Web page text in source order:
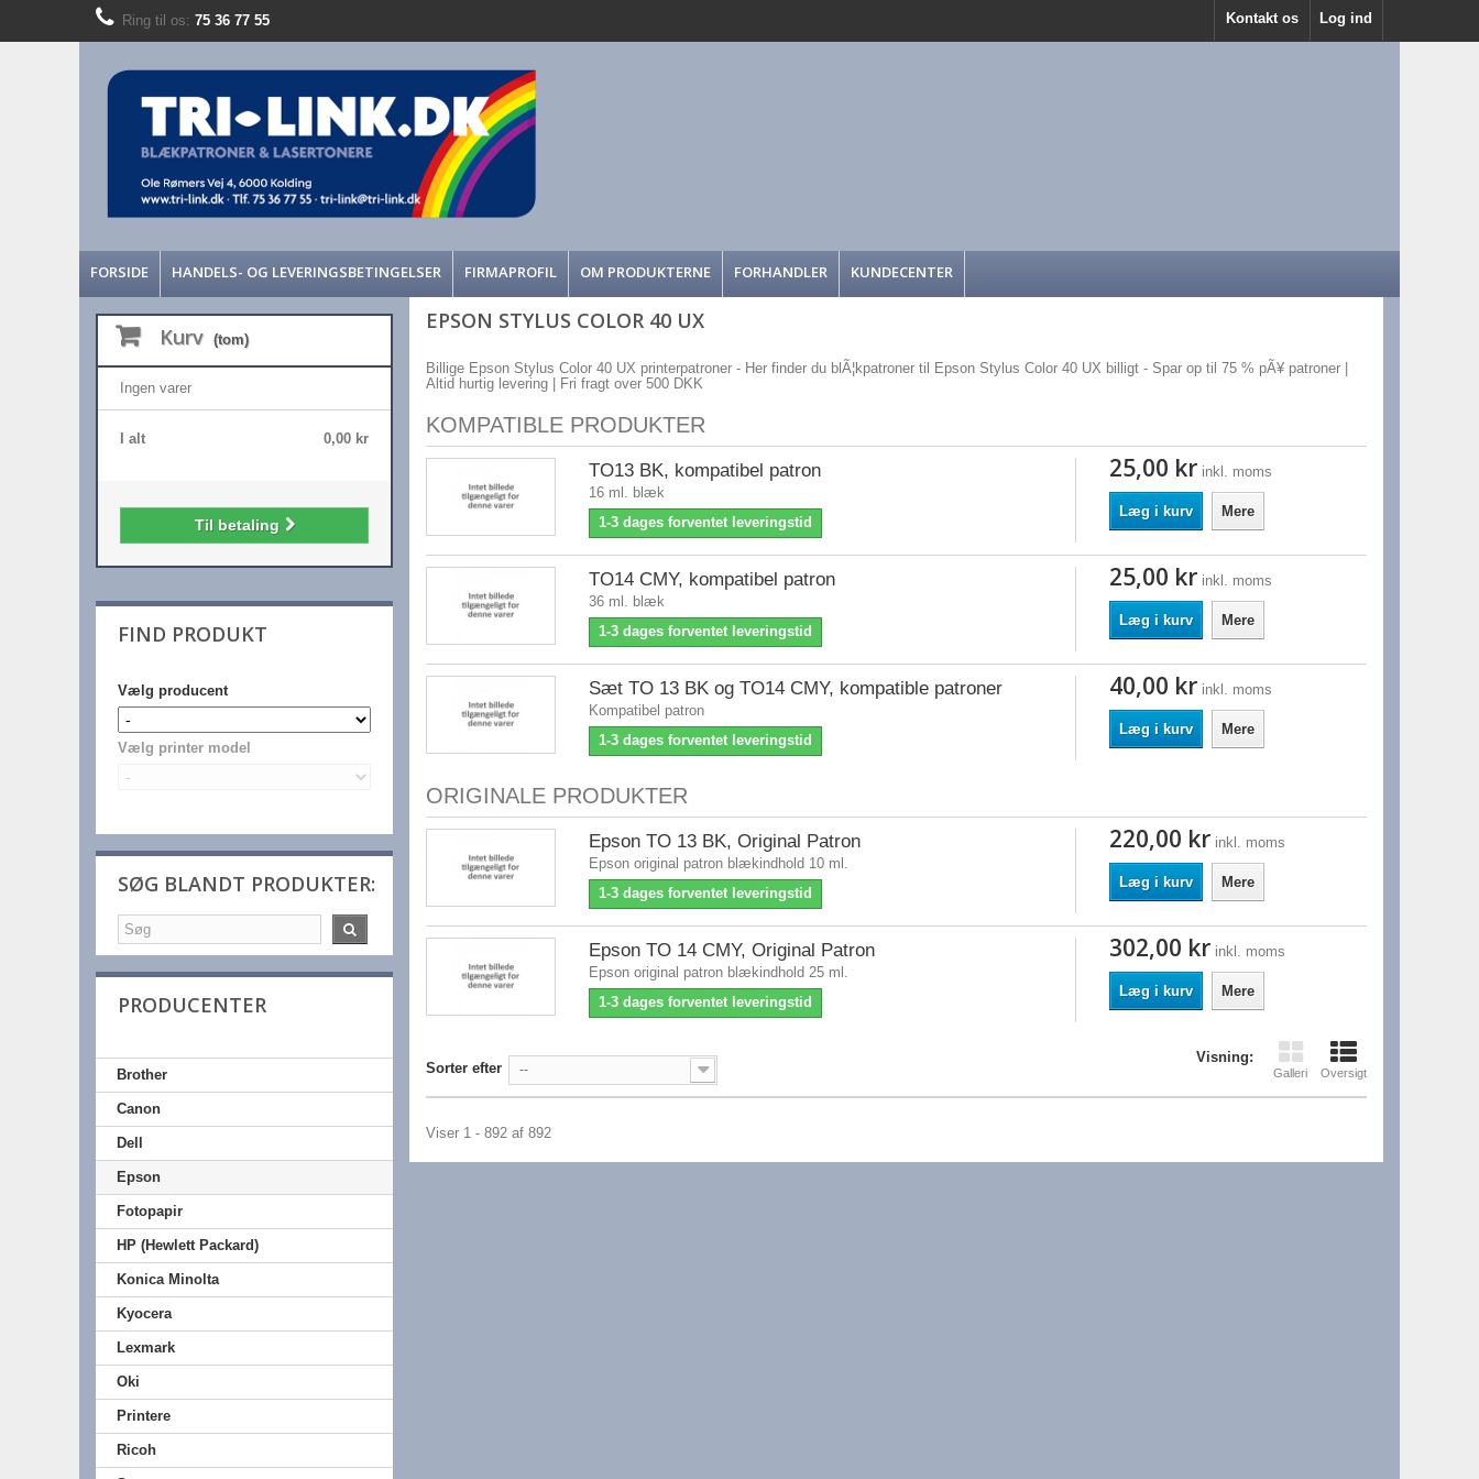
Log ind
Kontakt os
Ring til os: 75 36 77 55
FORSIDE HANDELS- OG LEVERINGSBETINGELSER FIRMAPROFIL OM PRODUKTERNE FORHANDLER KUNDECENTER
Kurv (tom)
Ingen varer
0,00 kr
I alt
Til betaling
FIND PRODUKT
Vælg producent
Vælg printer model
SØG BLANDT PRODUKTER:
PRODUCENTER
Brother
Canon
Dell
Epson
Fotopapir
HP (Hewlett Packard)
Konica Minolta
Kyocera
Lexmark
Oki
Printere
Ricoh
EPSON STYLUS COLOR 40 UX
Billige Epson Stylus Color 40 UX printerpatroner - Her finder du blÃ¦kpatroner til Epson Stylus Color 40 UX billigt - Spar op til 75 % pÃ¥ patroner |
Altid hurtig levering | Fri fragt over 500 DKK
KOMPATIBLE PRODUKTER
TO13 BK, kompatibel patron
16 ml. blæk
1-3 dages forventet leveringstid
25,00 kr inkl. moms
Læg i kurv Mere
TO14 CMY, kompatibel patron
36 ml. blæk
1-3 dages forventet leveringstid
25,00 kr inkl. moms
Læg i kurv Mere
Sæt TO 13 BK og TO14 CMY, kompatible patroner
Kompatibel patron
1-3 dages forventet leveringstid
40,00 kr inkl. moms
Læg i kurv Mere
ORIGINALE PRODUKTER
Epson TO 13 BK, Original Patron
Epson original patron blækindhold 10 ml.
1-3 dages forventet leveringstid
220,00 kr inkl. moms
Læg i kurv Mere
Epson TO 14 CMY, Original Patron
Epson original patron blækindhold 25 ml.
1-3 dages forventet leveringstid
302,00 kr inkl. moms
Læg i kurv Mere
Visning:
Galleri Oversigt
Sorter efter --
Viser 1 - 892 af 892